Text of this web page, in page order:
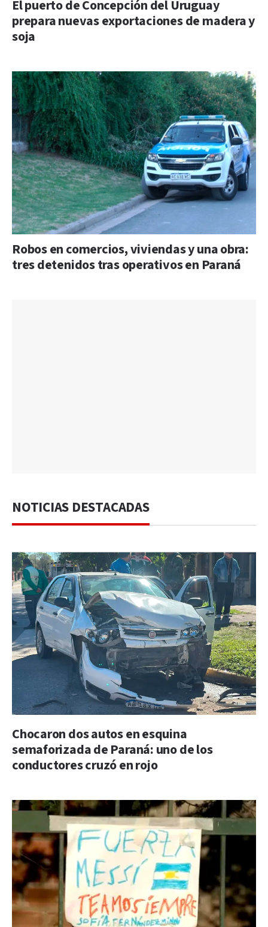
El puerto de Concepción del Uruguay
prepara nuevas exportaciones de madera y
soja
Robos en comercios, viviendas y una obra:
tres detenidos tras operativos en Paraná
NOTICIAS DESTACADAS
Chocaron dos autos en esquina
semaforizada de Paraná: uno de los
conductores cruzó en rojo